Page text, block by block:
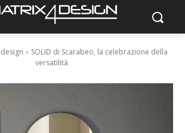
SOLID di Scarabeo, la celebrazione della
versatilità